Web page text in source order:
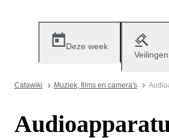
Deze week
Veilingen
Catawiki Muziek, films en camera's